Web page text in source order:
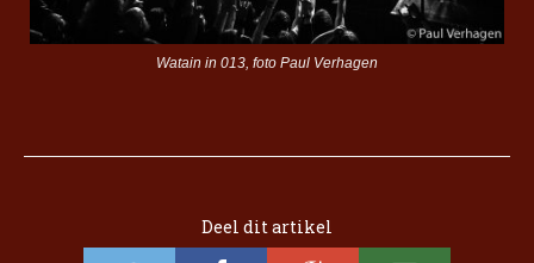
Watain in 013, foto Paul Verhagen
Deel dit artikel